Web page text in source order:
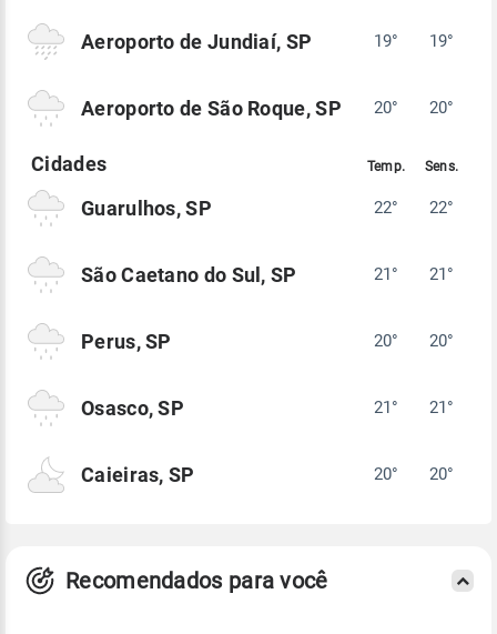
Aeroporto de Jundiaí, SP 19° 19°
Aeroporto de São Roque, SP 20° 20°
Guarulhos, SP 22° 22°
São Caetano do Sul, SP 21° 21°
Perus, SP 20° 20°
Osasco, SP 21° 21°
Caieiras, SP 20° 20°
Recomendados para você